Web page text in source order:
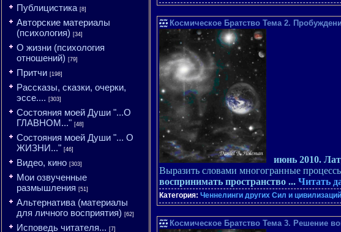
Публицистика [8]
Авторские материалы
(психология) [34]
О жизни (психология
отношений) [79]
Притчи [198]
Рассказы, сказки, очерки,
эссе.... [303]
Состояния моей Души "...О
ГЛАВНОМ..." [48]
Состояния моей Души "... О
ЖИЗНИ..." [46]
Видео, кино [303]
Мои озвученные
размышления [51]
Альтернатива (материалы
для личного восприятия) [62]
Исповедь читателя... [7]
Космическое Братство Тема 2.
июнь 2010.
Выразить словами многогранные
воспринимать пространство ... Читать
Категория: Ченнелинги других Сил и цивилизаций
Космическое Братство Тема 3. Решение